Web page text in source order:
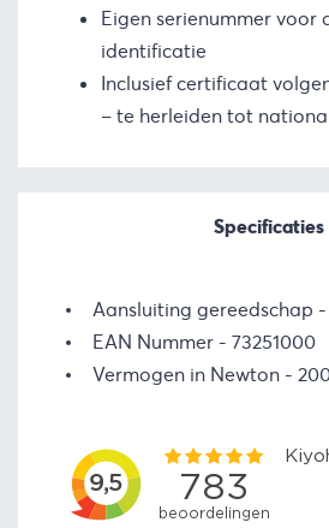
Eigen serienummer voor
identificatie
Inclusief certificaat
– te herleiden tot
Specificaties
Aansluiting gereedschap
EAN Nummer
73251000
Vermogen in Newton